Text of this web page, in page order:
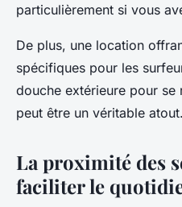
particulièrement si vous
De plus, une location
spécifiques pour les
douche extérieure pour se
peut être un véritable atout.
La proximité des
faciliter le